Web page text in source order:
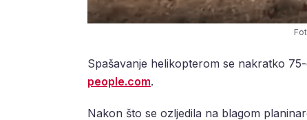
Spašavanje helikopterom se nakratko
people.com.
Nakon što se ozljedila na blagom